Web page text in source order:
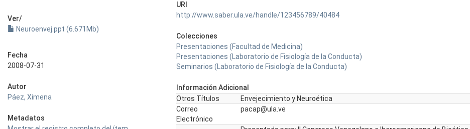
Ver/
Neuroenvej.ppt (6.671Mb)
Fecha
2008-07-31
Autor
Páez, Ximena
Metadatos
URI
http://www.saber.ula.ve/handle/123456789/40484
Colecciones
Presentaciones (Facultad de Medicina)
Presentaciones (Laboratorio de Fisiología de la Conducta)
Seminarios (Laboratorio de Fisiología de la Conducta)
Información Adicional
Otros Títulos
Envejecimiento y Neuroética
Correo
Electrónico
pacap@ula.ve